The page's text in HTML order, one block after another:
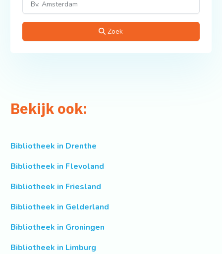
Zoek
Bekijk ook:
Bibliotheek in Drenthe
Bibliotheek in Flevoland
Bibliotheek in Friesland
Bibliotheek in Gelderland
Bibliotheek in Groningen
Bibliotheek in Limburg